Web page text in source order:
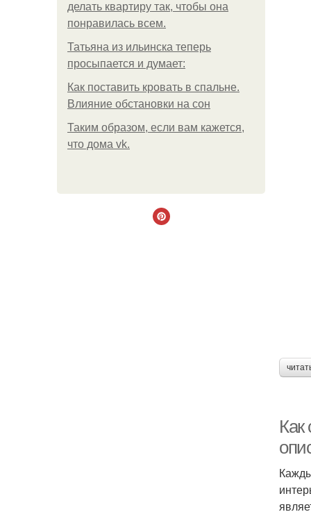
делать квартиру так, чтобы она
понравилась всем.
Татьяна из ильинска теперь
просыпается и думает:
Как поставить кровать в спальне.
Влияние обстановки на сон
Таким образом, если вам кажется,
что дома vk.